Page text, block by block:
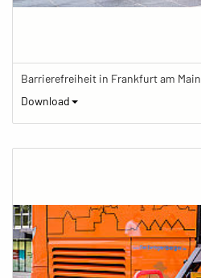
Barrierefreiheit in Frankfurt am Main
Download